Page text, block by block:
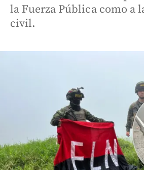
la Fuerza Pública como a
civil.